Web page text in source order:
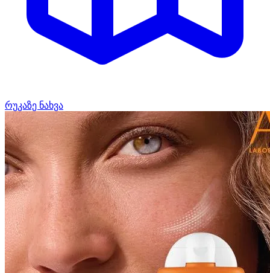
რუკაზე ნახვა